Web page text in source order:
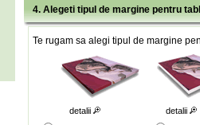
4. Alegeti tipul de margine pentru
Te rugam sa alegi tipul de margine
detalii detalii